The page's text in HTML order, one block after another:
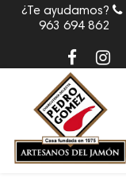
¿Te ayudamos?
963 694 862